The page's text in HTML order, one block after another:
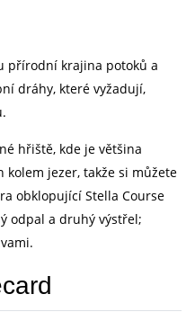
přírodní krajina potoků a
dráhy, které vyžadují,
hřiště, kde je většina
kolem jezer, takže si můžete
obklopující Stella Course
odpal a druhý výstřel;